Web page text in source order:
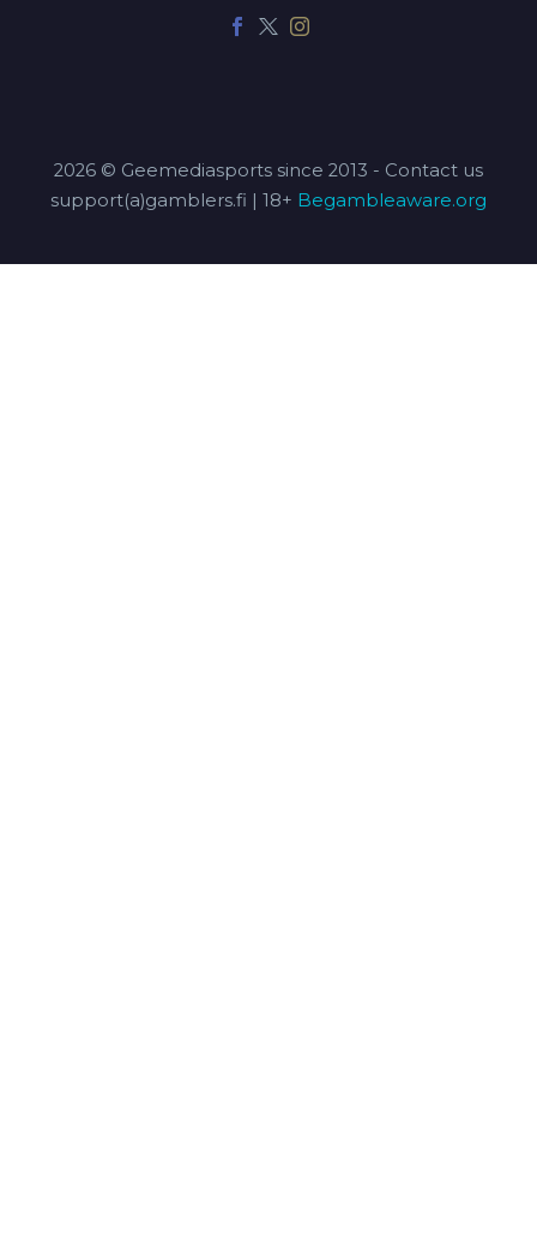
2026 © Geemediasports since 2013 - Contact us
support(a)gamblers.fi | 18+ Begambleaware.org